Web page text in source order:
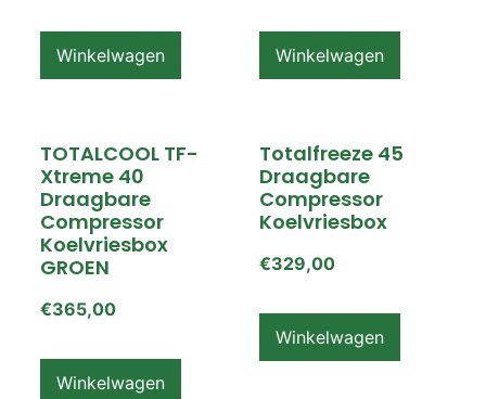
Winkelwagen Winkelwagen
TOTALCOOL TF-
Xtreme 40
Draagbare
Compressor
Koelvriesbox
GROEN
€365,00
Winkelwagen
Totalfreeze 45
Draagbare
Compressor
Koelvriesbox
€329,00
Winkelwagen